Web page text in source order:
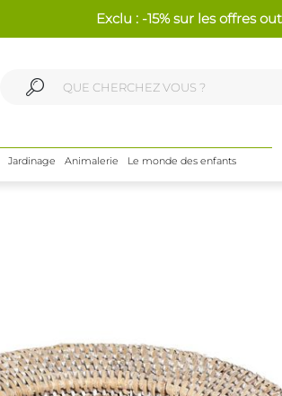
Exclu : -15% sur les offres
Jardinage Animalerie Le monde des enfants